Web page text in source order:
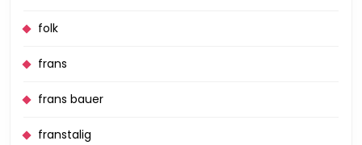
folk
frans
frans bauer
franstalig